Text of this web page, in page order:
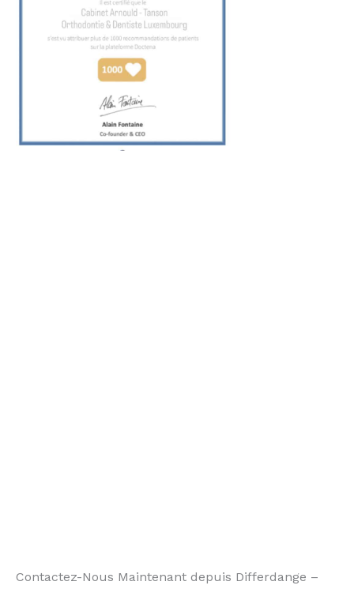
Contactez-Nous Maintenant depuis Differdange –